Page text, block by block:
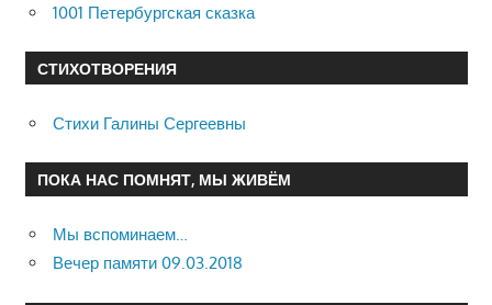
1001 Петербургская сказка
СТИХОТВОРЕНИЯ
Стихи Галины Сергеевны
ПОКА НАС ПОМНЯТ, МЫ ЖИВЁМ
Мы вспоминаем…
Вечер памяти 09.03.2018